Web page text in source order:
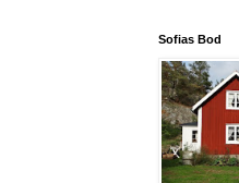
Sofias Bod